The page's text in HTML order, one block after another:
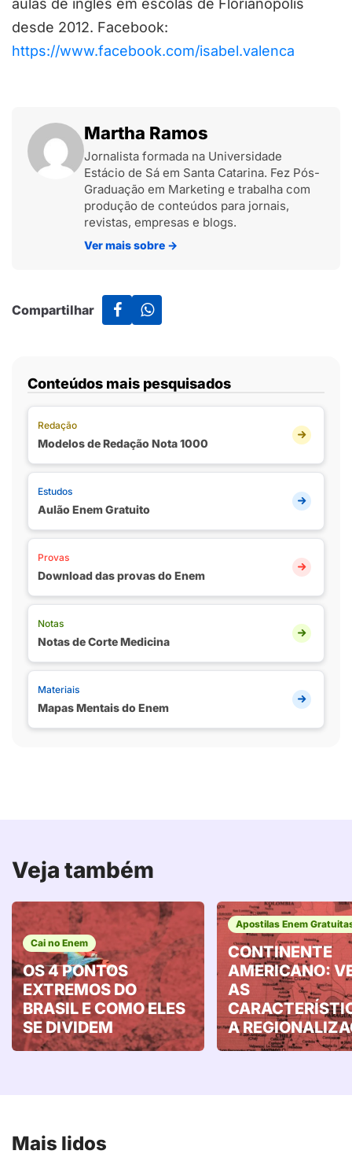
aulas de inglês em escolas de Florianópolis
desde 2012. Facebook:
https://www.facebook.com/isabel.valenca
Martha Ramos
Jornalista formada na Universidade
Estácio de Sá em Santa Catarina. Fez Pós-
Graduação em Marketing e trabalha com
produção de conteúdos para jornais,
revistas, empresas e blogs.
Ver mais sobre →
Compartilhar
Conteúdos mais pesquisados
Redação
Modelos de Redação Nota 1000
Estudos
Aulão Enem Gratuito
Provas
Download das provas do Enem
Notas
Notas de Corte Medicina
Materiais
Mapas Mentais do Enem
Veja também
Cai no Enem
OS 4 PONTOS
EXTREMOS DO
BRASIL E COMO ELES
SE DIVIDEM
Apostilas Enem
CONTINENTE
AMERICANO:
AS
A
Mais lidos